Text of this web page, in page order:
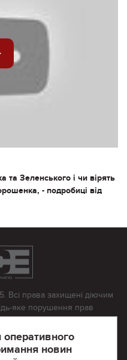
та Зеленського і чи вірять
- подробиці від
новин
Всі права захищені діючим
яке порушення прав
Будь-яке відтворення
дозволу редакції.
усіх матеріалів, розміщених
посилання на інші